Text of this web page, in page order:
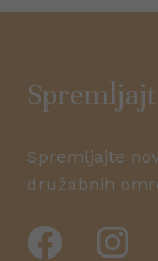
Spremljajte
družabnih